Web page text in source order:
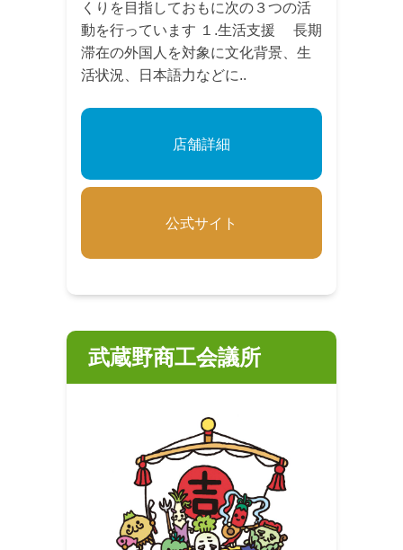
くりを目指しておもに次の３つの活
動を行っています １.生活支援 長期
滞在の外国人を対象に文化背景、生
活状況、日本語力などに..
店舗詳細
公式サイト
武蔵野商工会議所